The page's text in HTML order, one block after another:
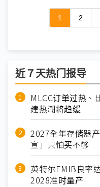
1 2
近７天热门报导
MLCC订单过热
建热潮将趋缓
2027全年存储器
宣」只怕买不够
英特尔EMIB良率
2028准时量产